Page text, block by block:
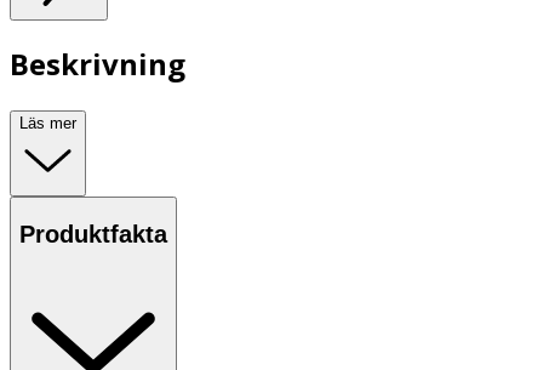
Beskrivning
Läs mer
Produktfakta